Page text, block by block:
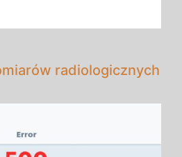
radiologicznych